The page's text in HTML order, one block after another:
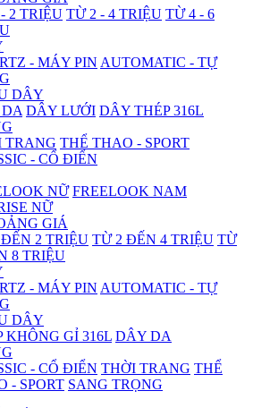
2 TRIỆU TỪ 2 - 4 TRIỆU TỪ 4 - 6
- MÁY PIN AUTOMATIC - TỰ
DÂY
DÂY LƯỚI DÂY THÉP 316L
TRANG THỂ THAO - SPORT
- CỔ ĐIỂN
NỮ FREELOOK NAM
NỮ
GIÁ
2 TRIỆU TỪ 2 ĐẾN 4 TRIỆU TỪ
8 TRIỆU
- MÁY PIN AUTOMATIC - TỰ
DÂY
KHÔNG GỈ 316L DÂY DA
- CỔ ĐIỂN THỜI TRANG THỂ
- SPORT SANG TRỌNG